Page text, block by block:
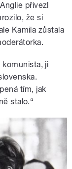
přivezl
že si
Kamila zůstala
komunista, ji
tím, jak
stalo.“